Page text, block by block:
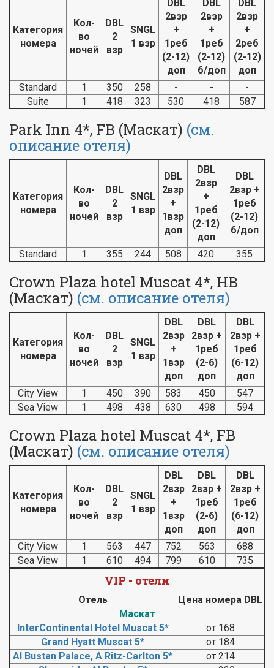
Категория
номера
Кол-
во
ночей
DBL
2
взр
SNGL
1 взр
DBL
2взр
+
1реб
(2-12)
доп
DBL
2взр
+
1реб
(2-12)
б/доп
DBL
2взр
+
2реб
(2-12)
доп
Standard
1 350 258 - -
-
Suite
1 418 323 530 418 587
Park Inn 4*, FB (Маскат) (см.
описание отеля)
Категория
номера
Кол-
во
ночей
DBL
2
взр
SNGL
1 взр
DBL
2взр
+
1взр
доп
DBL
2взр
+
1реб
(2-12)
доп
DBL
2взр +
1реб
(2-12)
б/доп
Standard 1 355 244 508 420 355
Crown Plaza hotel Muscat 4*, HB
(Маскат) (см. описание отеля)
Категория
номера
Кол-
во
ночей
DBL
2
взр
SNGL
1 взр
DBL
2взр
+
1взр
доп
DBL
2взр +
1реб
(2-6)
доп
DBL
2взр +
1реб
(6-12)
доп
City View
1 450 390 583 450
547
Sea View
1 498 438 630 498 594
Crown Plaza hotel Muscat 4*, FB
(Маскат) (см. описание отеля)
Категория
номера
Кол-
во
ночей
DBL
2
взр
SNGL
1 взр
DBL
2взр
+
1взр
доп
DBL
2взр +
1реб
(2-6)
доп
DBL
2взр +
1реб
(6-12)
доп
City View
1 563 447 752 563
688
Sea View
1 610 494 799 610 735
VIP - отели
Отель
Цена номера DBL
Маскат
InterContinental Hotel Muscat 5*
от 168
Grand Hyatt Muscat 5*
от 184
Al Bustan Palace, A Ritz-Carlton 5*
от 214